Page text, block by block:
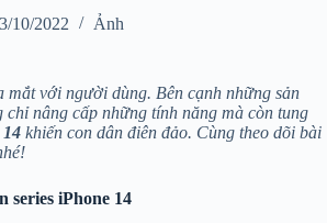
10/2022 Ảnh
mắt với người dùng. Bên cạnh những sản
chỉ nâng cấp những tính năng mà còn tung
khiến con dân điên đảo. Cùng theo dõi bài
series iPhone 14